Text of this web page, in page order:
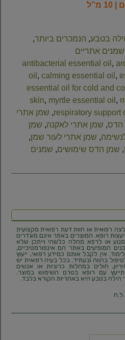
בטבע, הנמכרים ביותר,
שמנים אתריים
antibacterial essential oil ,
oil , calming essential oil ,
essential oil for cold and
skin, myrtle essential oil ,
respiratory support
, שמן אתרי
הדס, שמן אתרי לאקנה, שמן
, שמן אתרי לעור שמן,
, שמן הדס שימושים, שמנים
רפואית או חוות דעת רפואית מקצועית
רופא. המוצרים באתר אינם מוגדרים
או לרפא מחלה כלשהי וייתכן שלא
המופיעים באתר הם אינפורמטיביים,
אין לקבל אותם כמידע רפואי, ייעוץ
בהווה ובעתיד. בכל בעיה רפואית יש
חולים במחלות כרוניות או אנשים
עם רופא בטרם השימוש במוצר.
בטבע היא באחריות הקורא בלבד.